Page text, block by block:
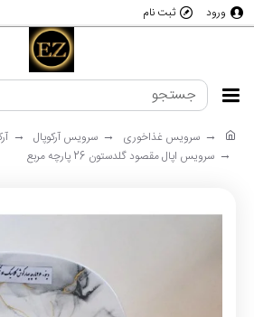
ورود ثبت نام
سرویس غذاخوری سرویس آرکوپال
سرویس اپال مقصود گلدستون 26 پارچه مربع